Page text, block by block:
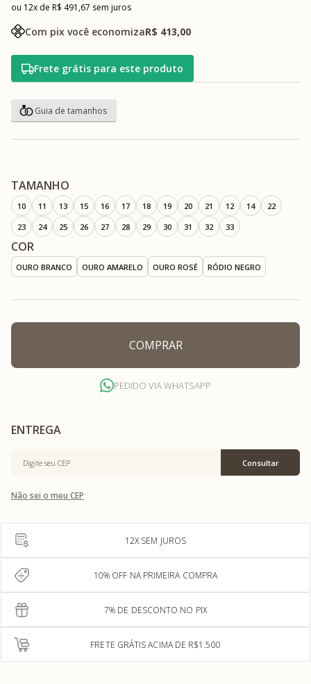
12x R$ 491,67 sem juros
Com pix você economizaR$ 413,00
Frete grátis para este produto
TAMANHO
10 11 13 15 16 17 18 19 20 21 12 14
22
23
24 25 26 27 28 29 30 31 32 33
COR
OURO BRANCO OURO AMARELO OURO ROSÉ RÓDIO NEGRO
COMPRAR
PEDIDO VIA WHATSAPP
Não sei o meu CEP
12X SEM JUROS
10% OFF NA PRIMEIRA COMPRA
7% DE DESCONTO NO PIX
FRETE GRÁTIS ACIMA DE R$1.500